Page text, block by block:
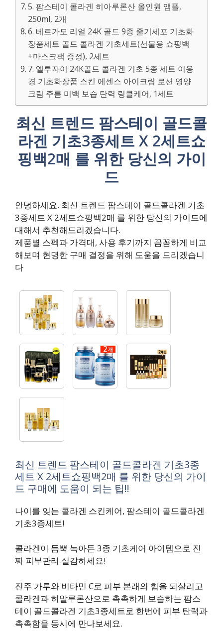
5. 팜스테이 콜라겐 히아루론산 올인원 앰플,
250ml, 2개
6. 베르가모 리얼 24K 골드 9종 줄기세포 기초화
장품세트 골드 콜라겐 기초세트(선물용 쇼핑백
+마스크팩 증정), 2세트
7. 엘루자이 24K골드 콜라겐 기초 5종 세트 이응
경 기초화장품 스킨 에센스 아이크림 로션 영양
크림 주름 미백 보습 탄력 링클케어, 1세트
최신 트렌드 팜스테이 골드콜
라겐 기초3종세트 X 2세트쇼
핑백2매 를 위한 당신의 가이
드
안녕하세요. 최신 트렌드 팜스테이 골드콜라겐 기초
3종세트 X 2세트쇼핑백2매 를 위한 당신의 가이드에
대해서 추천해드리겠습니다.
제품별 스펙과 가격대, 사용 후기까지 꼼꼼하게 비교
해보며 현명한 구매 결정을 위해 도움을 드리겠습니
다
최신 트렌드 팜스테이 골드콜라겐 기초3종
세트 X 2세트쇼핑백2매 를 위한 당신의 가이
드 구매에 도움이 되는 팁!!
나이를 잊는 콜라겐 스킨케어, 팜스테이 골드콜라겐
기초3종세트!
콜라겐이 듬뿍 녹아든 3종 기초케어 아이템으로 진
짜 피부관리 실감하세요!
진주 가루와 비타민 C로 피부 본래의 힘을 되살리고
콜라겐과 히알루론산으로 촉촉하게 보습하는 팜스
테이 골드콜라겐 기초3종세트로 한번에 피부 탄력과
촉촉함을 동시에 만나보세요.